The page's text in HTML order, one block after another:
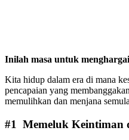
Inilah masa untuk
Kita hidup dalam era di mana
pencapaian yang
memulihkan dan menjana
#1 Memeluk Keintiman